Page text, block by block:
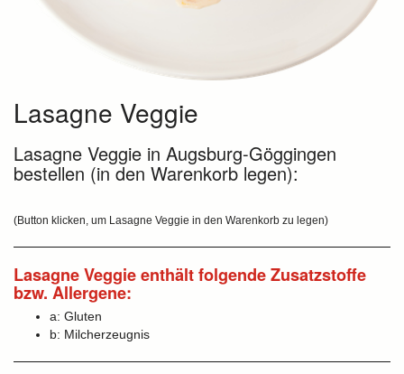
Lasagne Veggie
Lasagne Veggie in Augsburg-Göggingen
bestellen (in den Warenkorb legen):
(Button klicken, um Lasagne Veggie in den Warenkorb zu legen)
Lasagne Veggie enthält folgende Zusatzstoffe
bzw. Allergene:
a: Gluten
b: Milcherzeugnis